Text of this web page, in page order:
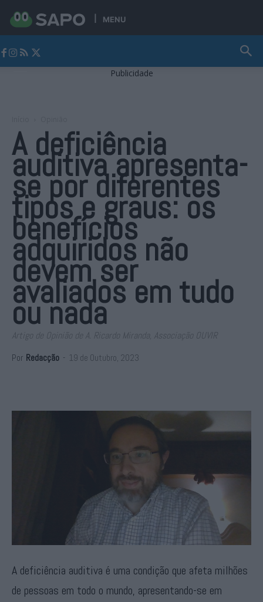
MENU
Publicidade
A deficiência
auditiva apresenta-
se por diferentes
tipos e graus: os
benefícios
adquiridos não
devem ser
avaliados em tudo
ou nada
Artigo de Opinião de A. Ricardo Miranda, Associação OUVIR
Por Redacção - 19 de Outubro, 2023
A deficiência auditiva é uma condição que afeta milhões
de pessoas em todo o mundo, apresentando-se em